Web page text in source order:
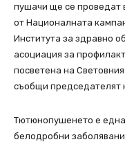
пушачи ще се проведат
от Националната
Института за здравно
асоциация за
посветена на
съобщи председателят
Тютюнопушенето е
белодробни